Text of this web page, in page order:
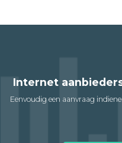
Internet
Eenvoudig een aanvraag